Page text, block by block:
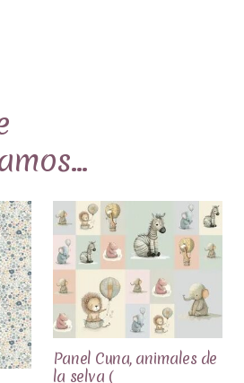
Panel Cuna, animales de
la selva (